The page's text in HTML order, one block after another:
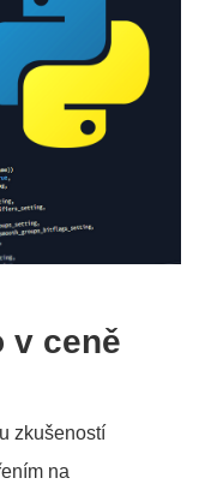
v ceně
zkušeností
na